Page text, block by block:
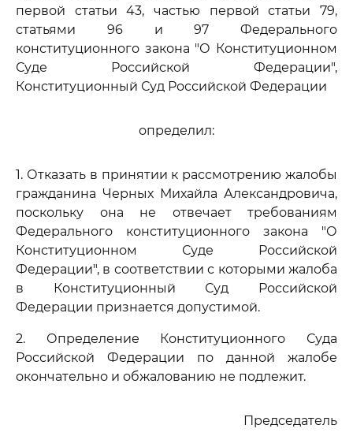
первой статьи 43, частью первой статьи 79,
статьями 96 и 97 Федерального
конституционного закона "О Конституционном
Суде Российской Федерации",
Конституционный Суд Российской Федерации
определил:
1. Отказать в принятии к рассмотрению жалобы
гражданина Черных Михайла Александровича,
поскольку она не отвечает требованиям
Федерального конституционного закона "О
Конституционном Суде Российской
Федерации", в соответствии с которыми жалоба
в Конституционный Суд Российской
Федерации признается допустимой.
2. Определение Конституционного Суда
Российской Федерации по данной жалобе
окончательно и обжалованию не подлежит.
Председатель